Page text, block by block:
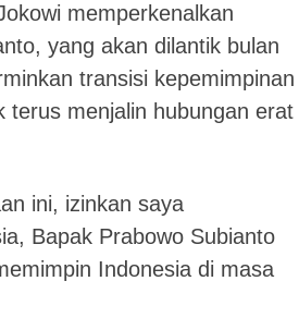
memperkenalkan
yang akan dilantik bulan
transisi kepemimpinan
terus menjalin hubungan erat
ini, izinkan saya
Bapak Prabowo Subianto
Indonesia di masa